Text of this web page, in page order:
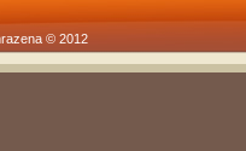
© 2012